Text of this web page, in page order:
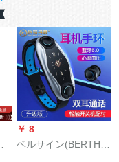
￥ 8
ベルサイン(BERTHA